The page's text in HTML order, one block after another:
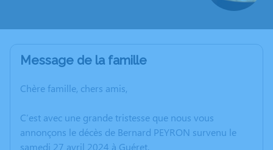
Message de la famille
Chère famille, chers amis,
C’est avec une grande tristesse que nous vous
annonçons le décès de Bernard PEYRON survenu le
samedi 27 avril 2024 à Guéret.